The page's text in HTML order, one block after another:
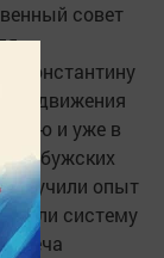
совет
Константину
движения
идею и уже в
елабужских
изучили опыт
систему